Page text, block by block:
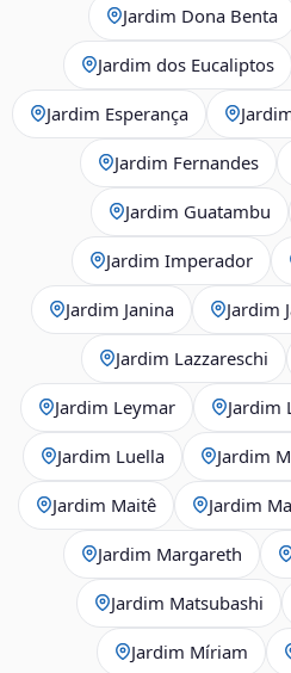
Jardim Dona Benta
Jardim dos Eucaliptos
Jardim Esperança
Jardim Fernandes
Jardim Guatambu
Jardim Imperador
Jardim Janina Jardim
Jardim Lazzareschi
Jardim Leymar Jardim
Jardim Luella Jardim
Jardim Maitê Jardim
Jardim Margareth
Jardim Matsubashi
Jardim Míriam